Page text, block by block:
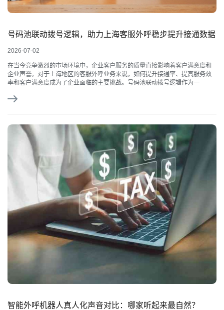
号码池联动拨号逻辑，助力上海客服外呼稳步提升接通数据
2026-07-02
在当今竞争激烈的市场环境中，企业客户服务的质量直接影响着客户满意度和
企业声誉。对于上海地区的客服外呼业务来说，如何提升接通率、提高服务效
率和客户满意度成为了企业面临的主要挑战。号码池联动拨号逻辑作为一
智能外呼机器人真人化声音对比：哪家听起来最自然？